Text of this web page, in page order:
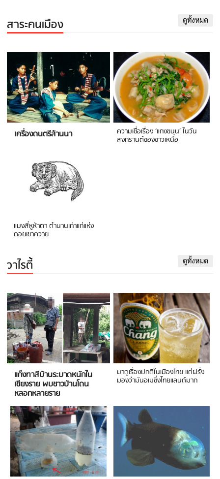
สาระคนเมือง ดูทั้งหมด
เครื่องดนตรีล้านนา ความเชื่อเรื่อง ‘แกงขนุน’ ในวัน
สงกรานต์ของชาวเหนือ
แมงสี่หูห้าตา ตำนานเก่าแก่แห่ง
ดอยเขาควาย
วาไรตี้ ดูทั้งหมด
แก๊งทาสีบ้านระบาดหนักใน
เชียงราย พบชาวบ้านโดน
หลอกหลายราย
มาดูเรื่องปกติในเมืองไทย แต่ฝรั่ง
มองว่ามันอเมซิ่งไทยแลนด์มาก